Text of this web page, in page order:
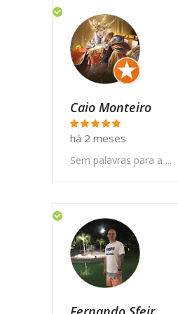
Caio Monteiro
há 2 meses
Sem palavras para a ...